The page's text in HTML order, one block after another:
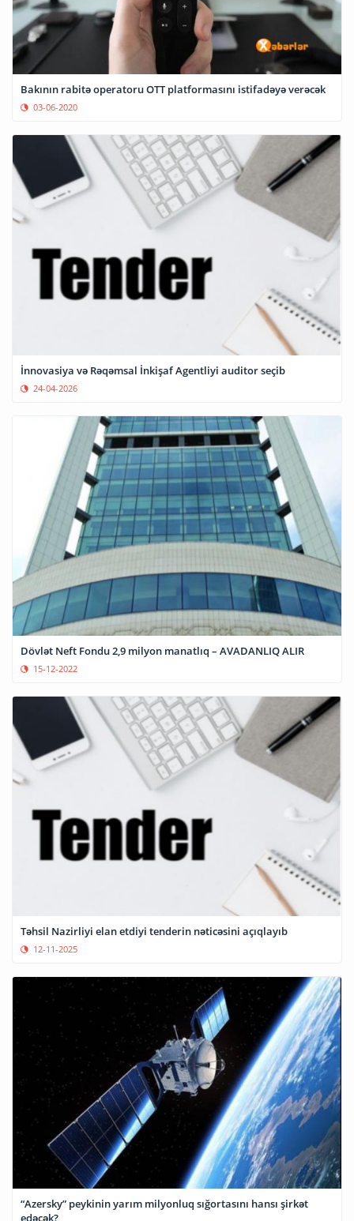
Bakının rabitə operatoru OTT platformasını istifadəyə verəcək
03-06-2020
İnnovasiya və Rəqəmsal İnkişaf Agentliyi auditor seçib
24-04-2026
Dövlət Neft Fondu 2,9 milyon manatlıq – AVADANLIQ ALIR
15-12-2022
Təhsil Nazirliyi elan etdiyi tenderin nəticəsini açıqlayıb
12-11-2025
“Azersky” peykinin yarım milyonluq sığortasını hansı şirkət
edəcək?